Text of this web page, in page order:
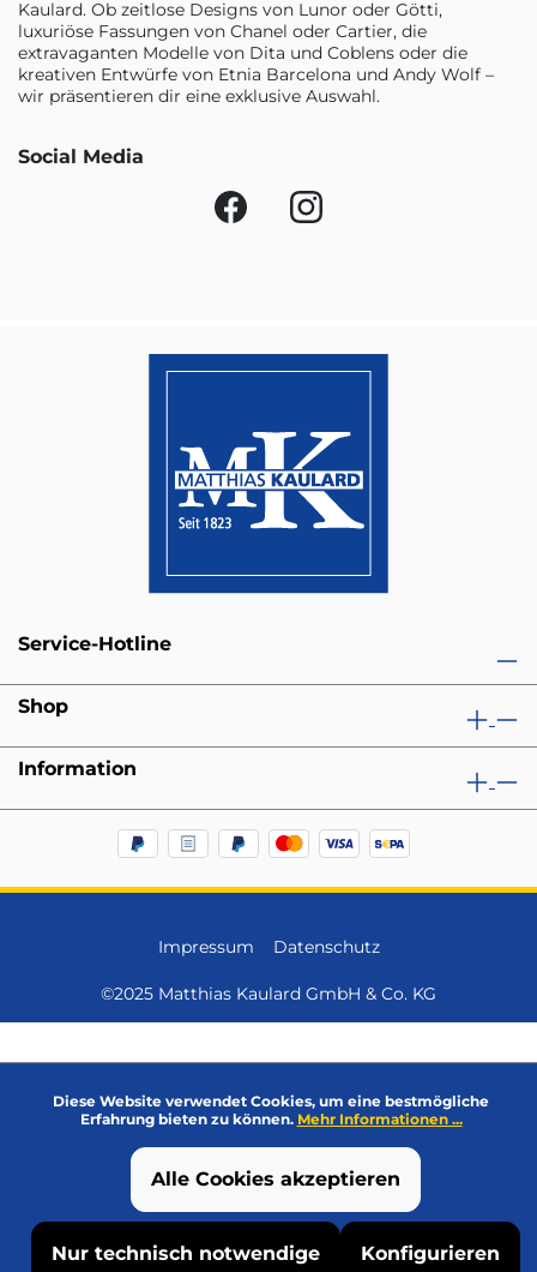
Kaulard. Ob zeitlose Designs von Lunor oder Götti,
luxuriöse Fassungen von Chanel oder Cartier, die
extravaganten Modelle von Dita und Coblens oder die
kreativen Entwürfe von Etnia Barcelona und Andy Wolf –
wir präsentieren dir eine exklusive Auswahl.
Social Media
Service-Hotline
Shop
Information
Impressum Datenschutz
©2025 Matthias Kaulard GmbH & Co. KG
Diese Website verwendet Cookies, um eine bestmögliche
Erfahrung bieten zu können. Mehr Informationen ...
Nur technisch notwendige Konfigurieren
Alle Cookies akzeptieren